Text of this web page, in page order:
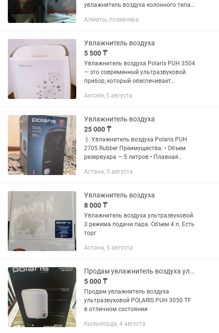
увлажнитель воздуха колонного типа
загрузкой и большой емкостью
воды....
Алматы, позавчера
Увлажнитель воздуха
5 500 ₸
Увлажнитель воздуха Polaris PUH 3504
— это современный ультразвуковой
прибор, который обеспечивает
вашем помещении. С мощностью 30 Вт
Актобе, 5 августа
Увлажнитель воздуха
25 000 ₸
💧 Увлажнитель воздуха Polaris PUH
2705 Rubber Преимущества: • Объем
резервуара — 5 литров • Плавная
Функция ароматизации •
воды •...
Астана, 5 августа
Увлажнитель воздуха
8 000 ₸
Увлажнитель воздуха ультразвуковой.
3 режима подачи пара. Объем 4 л. Есть
торг
Астана, 5 августа
Продам увлажнитель воздуха ультразвуковой POLARIS PUH 3050 TF
5 000 ₸
Продам увлажнитель воздуха
ультразвуковой POLARIS PUH 3050 TF
в отличном состоянии
Кызылорда, 4 августа